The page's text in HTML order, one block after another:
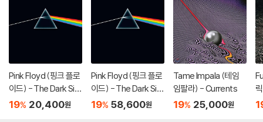
Pink Floyd (핑크 플로
이드) - The Dark Sid
e Of The Moon
19% 20,400원
Pink Floyd (핑크 플로
이드) - The Dark Sid
e Of The Moon [LP]
19% 58,600원
Tame Impala (테임
임팔라) - Currents
19% 25,000원